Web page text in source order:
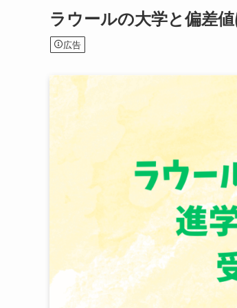
ラウールの大学と偏差
広告